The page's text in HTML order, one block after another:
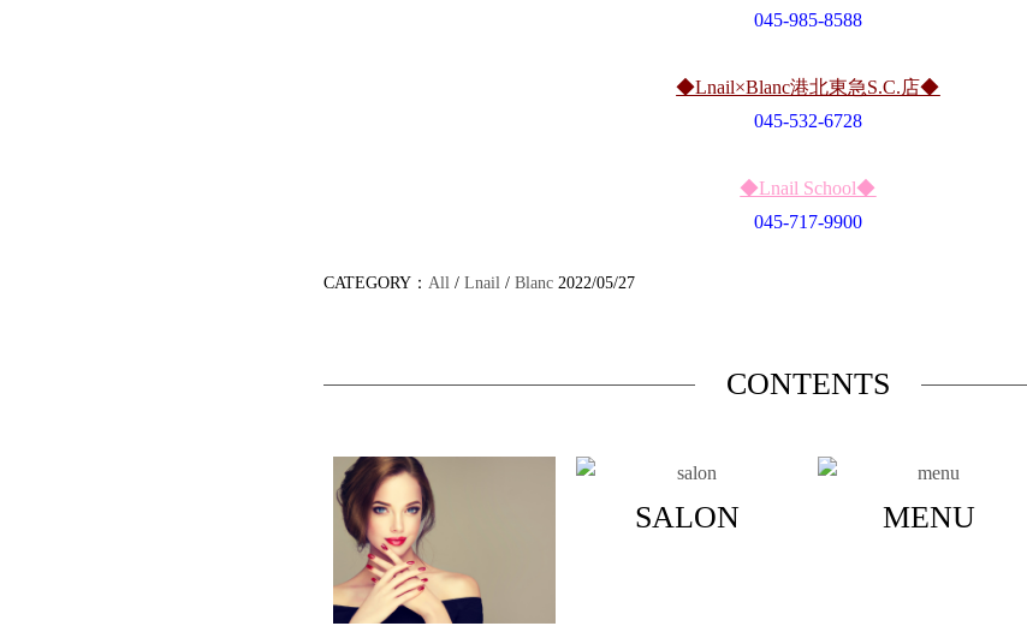
045-985-8588
◆Lnail×Blanc港北東急S.C.店◆
045-532-6728
◆Lnail School◆
045-717-9900
CATEGORY： All/ Lnail/ Blanc 2022/05/27
CONTENTS
SALON MENU